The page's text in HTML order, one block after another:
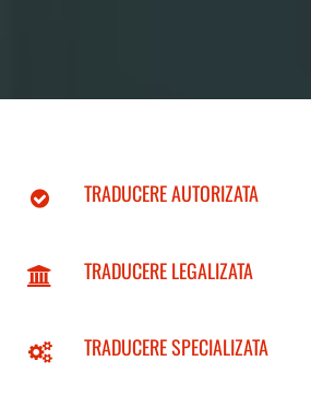
TRADUCERE AUTORIZATA
TRADUCERE LEGALIZATA
TRADUCERE SPECIALIZATA